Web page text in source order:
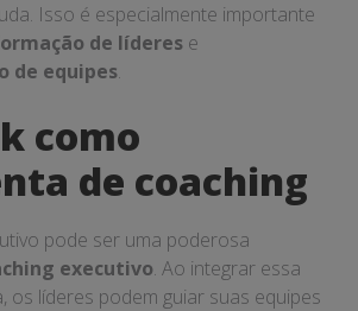
Isso é especialmente importante
de líderes e
de equipes.
como
de coaching
pode ser uma poderosa
executivo. Ao integrar essa
os líderes podem guiar suas equipes